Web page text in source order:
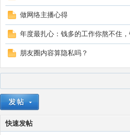
做网络主播心得
年度最扎心：钱多的工作你熬不住
朋友圈内容算隐私吗？
快速发帖